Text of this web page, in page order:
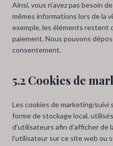
Ainsi, vous n’avez pas besoin
mêmes informations lors de la
exemple, les éléments restent
paiement. Nous pouvons
consentement.
5.2 Cookies de
Les cookies de marketing/
forme de stockage local,
d’utilisateurs afin d’afficher de
l’utilisateur sur ce site web ou